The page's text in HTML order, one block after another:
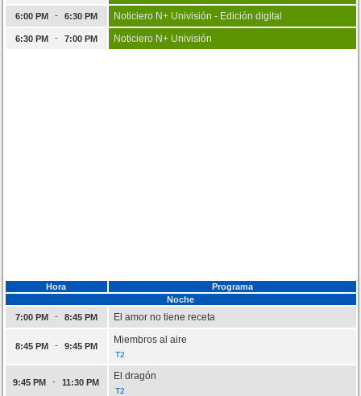
6:00 PM - 6:30 PM Noticiero N+ Univisión - Edición digital
6:30 PM - 7:00 PM Noticiero N+ Univisión
Hora
Programa
Noche
7:00 PM
- 8:45 PM El amor no tiene receta
8:45 PM - 9:45 PM
Miembros al aire
T2
9:45 PM - 11:30 PM
El dragón
T2